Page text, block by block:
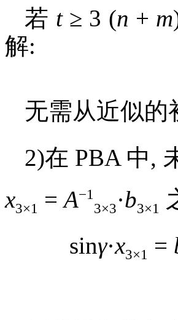
若 t≥ 3 (n + m
解:
无需从近似的
2)在 PBA 中,
x3×1 =A−1
3×3·b3×1
sinγ·x3×1 =